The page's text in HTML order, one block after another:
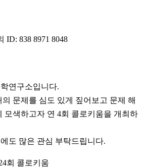
ID: 838 8971 8048
연구소입니다.
문제를 심도 있게 짚어보고 문제 해
모색하고자 연 4회 콜로키움을 개최하
도 많은 관심 부탁드립니다.
회 콜로키움